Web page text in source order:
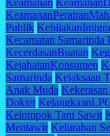
Publik
Kecamatan Samarinda
KecerdasanBuatan
KejahatanKonsumen
Samarinda Kejaksaan
Anak Muda Kekerasan
Doktet
Kelompok Tani Sawit
Mentawir Kelurahan